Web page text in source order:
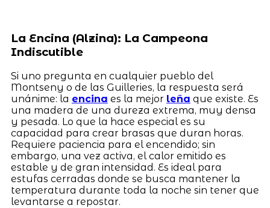
La Encina (Alzina): La Campeona
Indiscutible
Si uno pregunta en cualquier pueblo del
Montseny o de las Guilleries, la respuesta será
unánime: la encina es la mejor leña que existe. Es
una madera de una dureza extrema, muy densa
y pesada. Lo que la hace especial es su
capacidad para crear brasas que duran horas.
Requiere paciencia para el encendido; sin
embargo, una vez activa, el calor emitido es
estable y de gran intensidad. Es ideal para
estufas cerradas donde se busca mantener la
temperatura durante toda la noche sin tener que
levantarse a repostar.